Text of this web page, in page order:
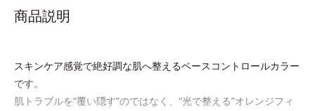
商品説明
スキンケア感覚で絶好調な肌へ整えるベースコントロールカラー
です。
肌トラブルを“覆い隠す”のではなく、“光で整える”オレンジフィ